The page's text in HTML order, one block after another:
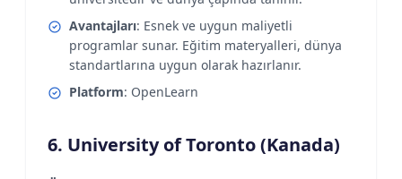
Avantajları: Esnek ve uygun maliyetli
programlar sunar. Eğitim materyalleri, dünya
standartlarına uygun olarak hazırlanır.
Platform: OpenLearn
6. University of Toronto (Kanada)